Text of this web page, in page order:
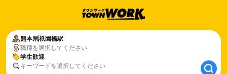
熊本県祇園橋駅
職種を選択してください
学生歓迎
キーワードを選択してください
熊本県祇園橋駅
学生歓迎